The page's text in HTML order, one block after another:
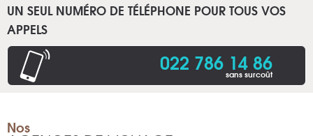
UN SEUL NUMÉRO DE TÉLÉPHONE POUR TOUS VOS
APPELS
022 786 14 86
sans surcoût
Nos